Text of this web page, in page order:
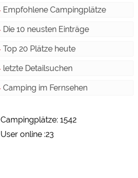
Empfohlene Campingplätze
Die 10 neusten Einträge
Top 20 Plätze heute
letzte Detailsuchen
Camping im Fernsehen
Campingplätze: 1542
User online :23